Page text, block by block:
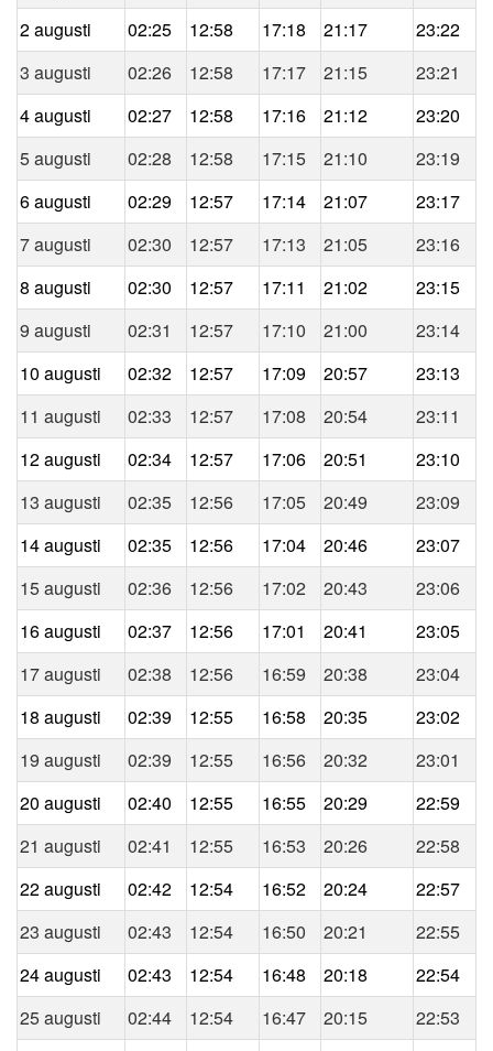
2 augusti
02:25 12:58 17:18 21:17
23:22
3 augusti
02:26 12:58 17:17 21:15
23:21
4 augusti
02:27 12:58 17:16 21:12
23:20
5 augusti
02:28 12:58 17:15 21:10
23:19
6 augusti
02:29 12:57 17:14 21:07
23:17
7 augusti
02:30 12:57 17:13 21:05
23:16
8 augusti
02:30 12:57 17:11 21:02
23:15
9 augusti
02:31 12:57 17:10 21:00
23:14
10 augusti
02:32 12:57 17:09 20:57
23:13
11 augusti
02:33 12:57 17:08 20:54
23:11
12 augusti
02:34 12:57 17:06 20:51
23:10
13 augusti
02:35 12:56 17:05 20:49
23:09
14 augusti
02:35 12:56 17:04 20:46
23:07
15 augusti
02:36 12:56 17:02 20:43
23:06
16 augusti
02:37 12:56 17:01 20:41
23:05
17 augusti
02:38 12:56 16:59 20:38
23:04
18 augusti
02:39 12:55 16:58 20:35
23:02
19 augusti
02:39 12:55 16:56 20:32
23:01
20 augusti
02:40 12:55 16:55 20:29
22:59
21 augusti
02:41 12:55 16:53 20:26
22:58
22 augusti
02:42 12:54 16:52 20:24
22:57
23 augusti
02:43 12:54 16:50 20:21
22:55
24 augusti
02:43 12:54 16:48 20:18
22:54
25 augusti
02:44 12:54 16:47 20:15
22:53